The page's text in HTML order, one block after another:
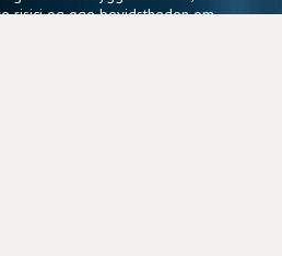
risici og øge bevidstheden om